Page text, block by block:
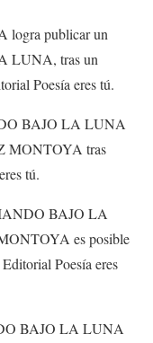
publicar un
LUNA, tras un
Poesía eres tú.
BAJO LA LUNA
MONTOYA tras
tú.
BAJO LA
es posible
Poesía eres
BAJO LA LUNA